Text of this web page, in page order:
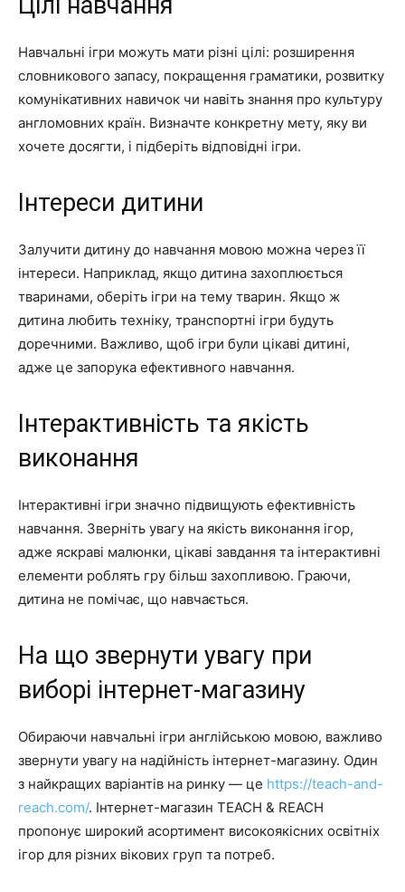
Навчальні ігри можуть мати різні цілі: розширення
словникового запасу, покращення граматики, розвитку
комунікативних навичок чи навіть знання про культуру
англомовних країн. Визначте конкретну мету, яку ви
хочете досягти, і підберіть відповідні ігри.
Інтереси дитини
Залучити дитину до навчання мовою можна через її
інтереси. Наприклад, якщо дитина захоплюється
тваринами, оберіть ігри на тему тварин. Якщо ж
дитина любить техніку, транспортні ігри будуть
доречними. Важливо, щоб ігри були цікаві дитині,
адже це запорука ефективного навчання.
Інтерактивність та якість
виконання
Інтерактивні ігри значно підвищують ефективність
навчання. Зверніть увагу на якість виконання ігор,
адже яскраві малюнки, цікаві завдання та інтерактивні
елементи роблять гру більш захопливою. Граючи,
дитина не помічає, що навчається.
На що звернути увагу при
виборі інтернет-магазину
Обираючи навчальні ігри англійською мовою, важливо
звернути увагу на надійність інтернет-магазину. Один
з найкращих варіантів на ринку — це https://teach-and-
reach.com/. Інтернет-магазин TEACH & REACH
пропонує широкий асортимент високоякісних освітніх
ігор для різних вікових груп та потреб.